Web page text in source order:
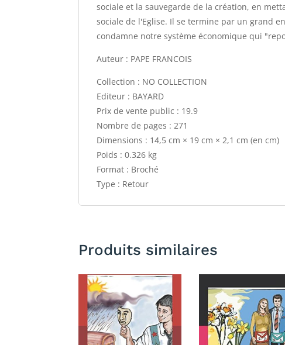
sociale et la sauvegarde de la création, en
sociale de l'Eglise. Il se termine par un grand
condamne notre système économique qui
Auteur : PAPE FRANCOIS
Collection : NO COLLECTION
Editeur : BAYARD
Prix de vente public : 19.9
Nombre de pages : 271
Dimensions : 14,5 cm × 19 cm × 2,1 cm (en cm)
Poids : 0.326 kg
Format : Broché
Type : Retour
Produits similaires